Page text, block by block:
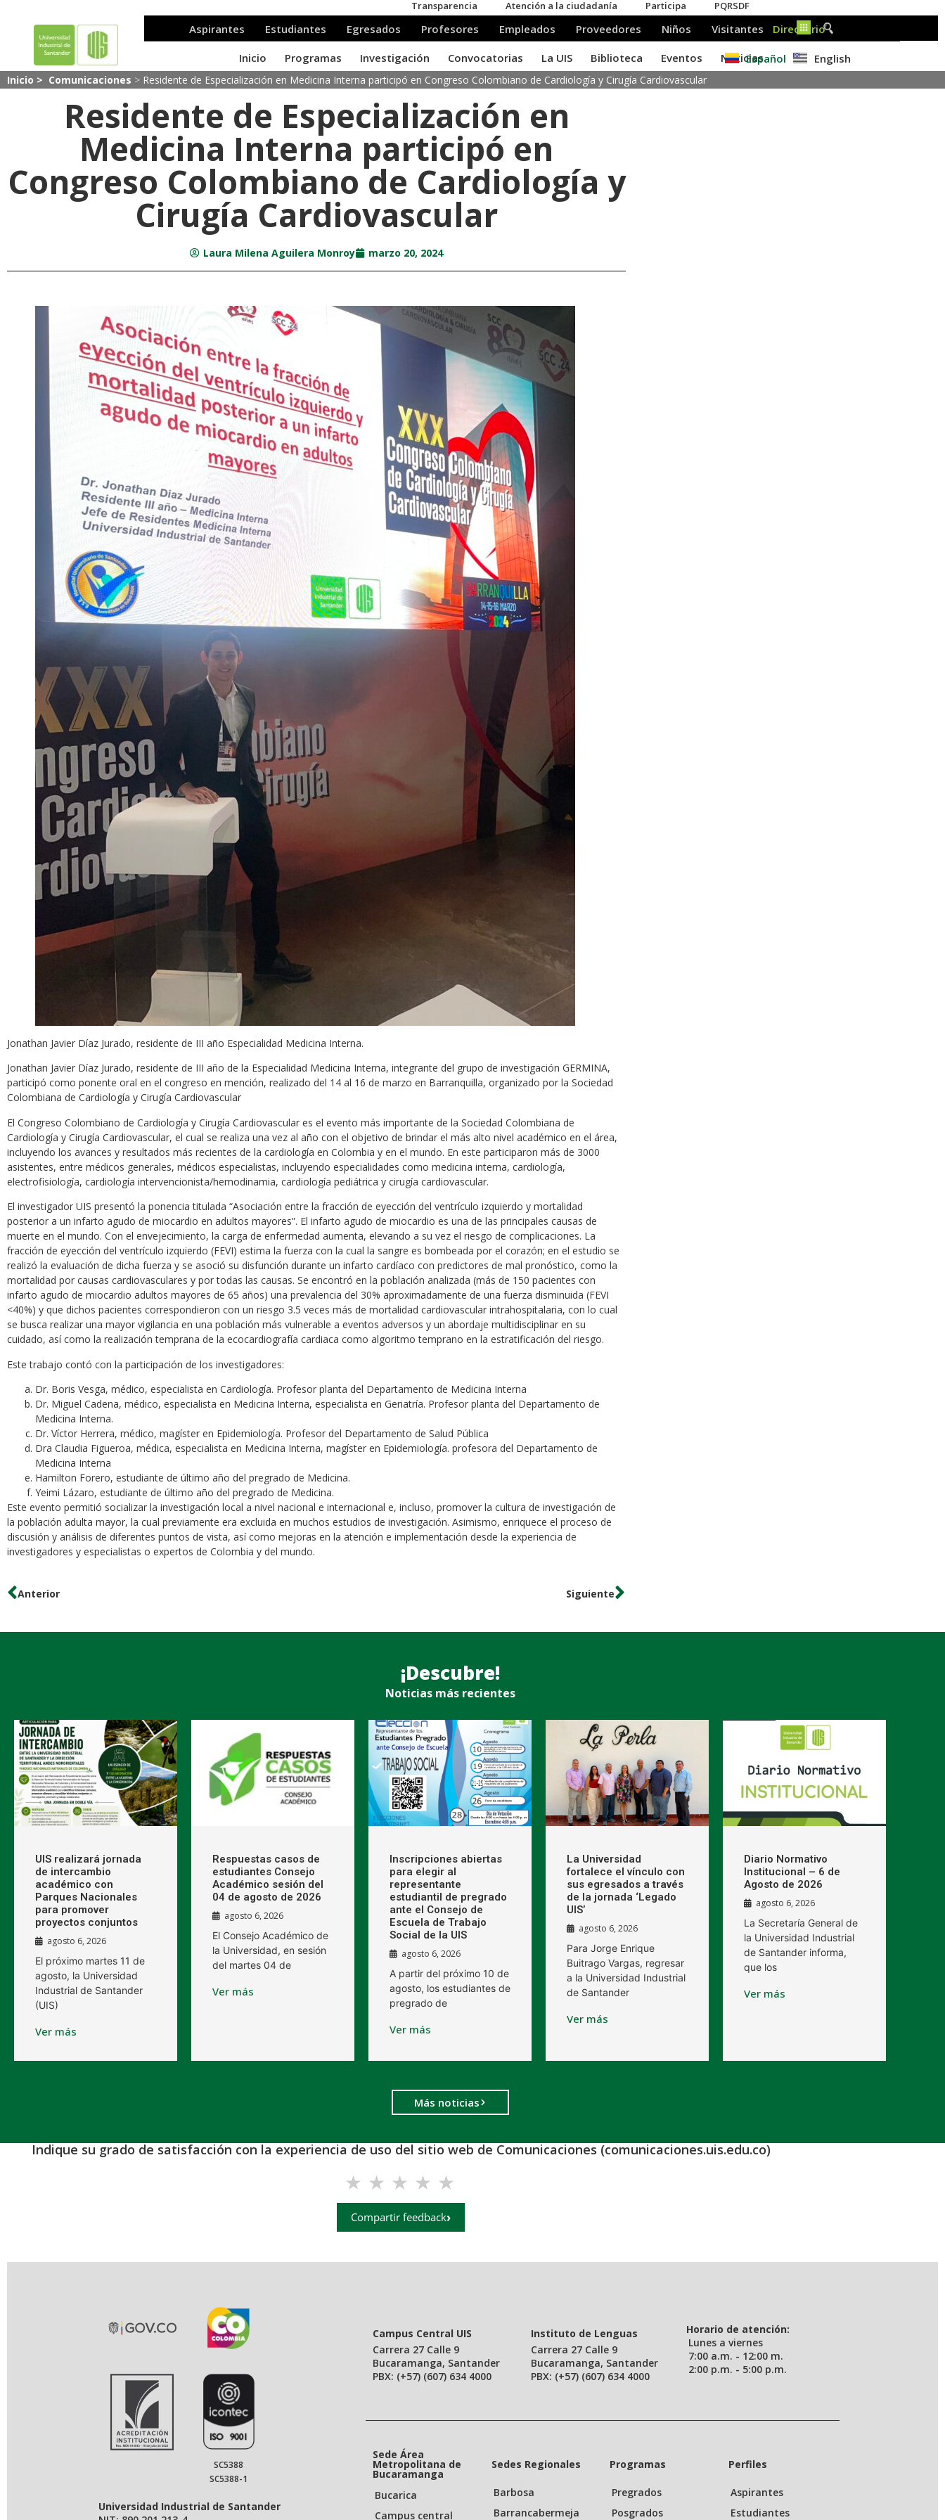
Español English
Inicio > Comunicaciones > Residente de Especialización en Medicina Interna participó en Congreso Colombiano de Cardiología y Cirugía Cardiovascular
Residente de Especialización en
Medicina Interna participó en
Congreso Colombiano de Cardiología y
Cirugía Cardiovascular
Laura Milena Aguilera Monroy marzo 20, 2024
Jonathan Javier Díaz Jurado, residente de III año Especialidad Medicina Interna.
Jonathan Javier Díaz Jurado, residente de III año de la Especialidad Medicina Interna, integrante del grupo de investigación GERMINA,
participó como ponente oral en el congreso en mención, realizado del 14 al 16 de marzo en Barranquilla, organizado por la Sociedad
Colombiana de Cardiología y Cirugía Cardiovascular
El Congreso Colombiano de Cardiología y Cirugía Cardiovascular es el evento más importante de la Sociedad Colombiana de
Cardiología y Cirugía Cardiovascular, el cual se realiza una vez al año con el objetivo de brindar el más alto nivel académico en el área,
incluyendo los avances y resultados más recientes de la cardiología en Colombia y en el mundo. En este participaron más de 3000
asistentes, entre médicos generales, médicos especialistas, incluyendo especialidades como medicina interna, cardiología,
electrofisiología, cardiología intervencionista/hemodinamia, cardiología pediátrica y cirugía cardiovascular.
El investigador UIS presentó la ponencia titulada “Asociación entre la fracción de eyección del ventrículo izquierdo y mortalidad
posterior a un infarto agudo de miocardio en adultos mayores”. El infarto agudo de miocardio es una de las principales causas de
muerte en el mundo. Con el envejecimiento, la carga de enfermedad aumenta, elevando a su vez el riesgo de complicaciones. La
fracción de eyección del ventrículo izquierdo (FEVI) estima la fuerza con la cual la sangre es bombeada por el corazón; en el estudio se
realizó la evaluación de dicha fuerza y se asoció su disfunción durante un infarto cardíaco con predictores de mal pronóstico, como la
mortalidad por causas cardiovasculares y por todas las causas. Se encontró en la población analizada (más de 150 pacientes con
infarto agudo de miocardio adultos mayores de 65 años) una prevalencia del 30% aproximadamente de una fuerza disminuida (FEVI
<40%) y que dichos pacientes correspondieron con un riesgo 3.5 veces más de mortalidad cardiovascular intrahospitalaria, con lo cual
se busca realizar una mayor vigilancia en una población más vulnerable a eventos adversos y un abordaje multidisciplinar en su
cuidado, así como la realización temprana de la ecocardiografía cardiaca como algoritmo temprano en la estratificación del riesgo.
Este trabajo contó con la participación de los investigadores:
Dr. Boris Vesga, médico, especialista en Cardiología. Profesor planta del Departamento de Medicina Interna
Dr. Miguel Cadena, médico, especialista en Medicina Interna, especialista en Geriatría. Profesor planta del Departamento de
Medicina Interna.
Dr. Víctor Herrera, médico, magíster en Epidemiología. Profesor del Departamento de Salud Pública
Dra Claudia Figueroa, médica, especialista en Medicina Interna, magíster en Epidemiología. profesora del Departamento de
Medicina Interna
Hamilton Forero, estudiante de último año del pregrado de Medicina.
Yeimi Lázaro, estudiante de último año del pregrado de Medicina.
Este evento permitió socializar la investigación local a nivel nacional e internacional e, incluso, promover la cultura de investigación de
la población adulta mayor, la cual previamente era excluida en muchos estudios de investigación. Asimismo, enriquece el proceso de
discusión y análisis de diferentes puntos de vista, así como mejoras en la atención e implementación desde la experiencia de
investigadores y especialistas o expertos de Colombia y del mundo.
Anterior Siguiente
¡Descubre!
Noticias más recientes
UIS realizará jornada
de intercambio
académico con
Parques Nacionales
para promover
proyectos conjuntos
agosto 6, 2026
El próximo martes 11 de
agosto, la Universidad
Industrial de Santander
(UIS)
Ver más
Respuestas casos de
estudiantes Consejo
Académico sesión del
04 de agosto de 2026
agosto 6, 2026
El Consejo Académico de
la Universidad, en sesión
del martes 04 de
Ver más
Inscripciones abiertas
para elegir al
representante
estudiantil de pregrado
ante el Consejo de
Escuela de Trabajo
Social de la UIS
agosto 6, 2026
A partir del próximo 10 de
agosto, los estudiantes de
pregrado de
Ver más
La Universidad
fortalece el vínculo con
sus egresados a través
de la jornada ‘Legado
UIS’
agosto 6, 2026
Para Jorge Enrique
Buitrago Vargas, regresar
a la Universidad Industrial
de Santander
Ver más
Diario Normativo
Institucional – 6 de
Agosto de 2026
agosto 6, 2026
La Secretaría General de
la Universidad Industrial
de Santander informa,
que los
Ver más
Más noticias
Indique su grado de satisfacción con la experiencia de uso del sitio web de Comunicaciones (comunicaciones.uis.edu.co)